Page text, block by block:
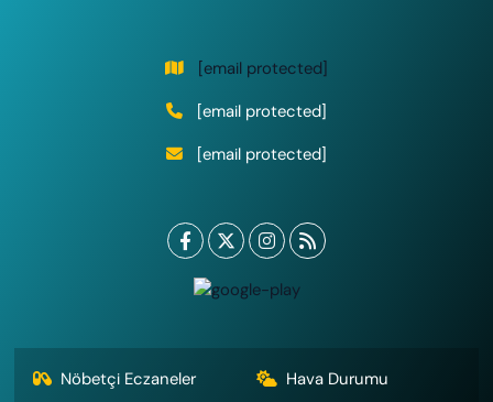
[email protected]
[email protected]
[email protected]
Nöbetçi Eczaneler Hava Durumu